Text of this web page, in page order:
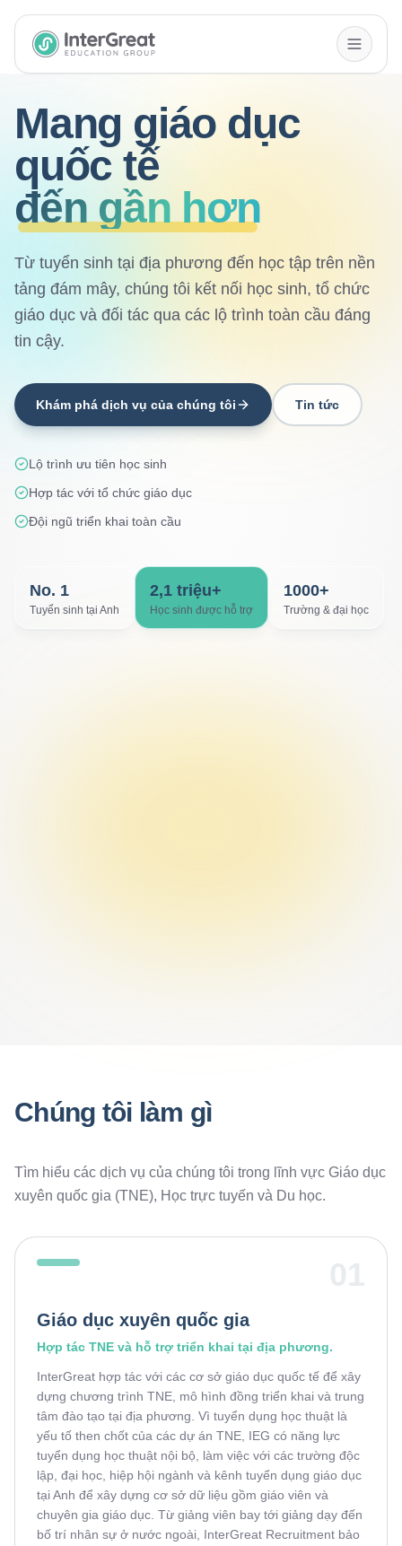
InterGreat Education Group home
Mang giáo dục
quốc tế
đến gần hơn
Từ tuyển sinh tại địa phương đến học tập trên nền
tảng đám mây, chúng tôi kết nối học sinh, tổ chức
giáo dục và đối tác qua các lộ trình toàn cầu đáng
tin cậy.
Khám phá dịch vụ của chúng tôi Tin tức
Lộ trình ưu tiên học sinh
Hợp tác với tổ chức giáo dục
Đội ngũ triển khai toàn cầu
No. 1
Tuyển sinh tại Anh
2,1 triệu+
Học sinh được hỗ trợ
1000+
Trường & đại học
Chúng tôi làm gì
Tìm hiểu các dịch vụ của chúng tôi trong lĩnh vực Giáo dục
xuyên quốc gia (TNE), Học trực tuyến và Du học.
Giáo dục xuyên quốc gia
Hợp tác TNE và hỗ trợ triển khai tại địa phương.
InterGreat hợp tác với các cơ sở giáo dục quốc tế để xây
dựng chương trình TNE, mô hình đồng triển khai và trung
tâm đào tạo tại địa phương. Vì tuyển dụng học thuật là
yếu tố then chốt của các dự án TNE, IEG có năng lực
tuyển dụng học thuật nội bộ, làm việc với các trường độc
lập, đại học, hiệp hội ngành và kênh tuyển dụng giáo dục
tại Anh để xây dựng cơ sở dữ liệu gồm giáo viên và
chuyên gia giáo dục. Từ giảng viên bay tới giảng dạy đến
bố trí nhân sự ở nước ngoài, InterGreat Recruitment bảo